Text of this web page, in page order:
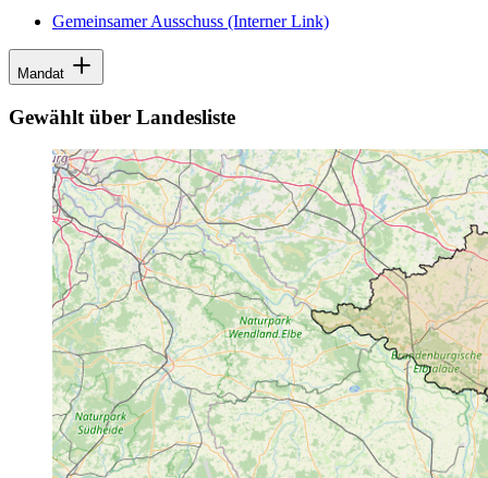
Gemeinsamer Ausschuss (Interner Link)
Mandat
Gewählt über Landesliste